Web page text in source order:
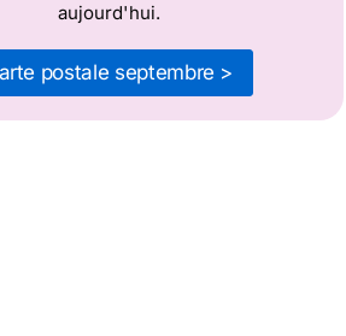
aujourd'hui.
postale septembre >